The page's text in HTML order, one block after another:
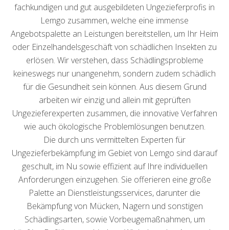
fachkundigen und gut ausgebildeten Ungezieferprofis in
Lemgo zusammen, welche eine immense
Angebotspalette an Leistungen bereitstellen, um Ihr Heim
oder Einzelhandelsgeschäft von schädlichen Insekten zu
erlösen. Wir verstehen, dass Schädlingsprobleme
keineswegs nur unangenehm, sondern zudem schädlich
für die Gesundheit sein können. Aus diesem Grund
arbeiten wir einzig und allein mit geprüften
Ungezieferexperten zusammen, die innovative Verfahren
wie auch ökologische Problemlösungen benutzen.
Die durch uns vermittelten Experten für
Ungezieferbekämpfung im Gebiet von Lemgo sind darauf
geschult, im Nu sowie effizient auf Ihre individuellen
Anforderungen einzugehen. Sie offerieren eine große
Palette an Dienstleistungsservices, darunter die
Bekämpfung von Mücken, Nagern und sonstigen
Schädlingsarten, sowie Vorbeugemaßnahmen, um